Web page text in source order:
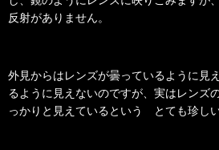
反射がありません。
外見からはレンズが曇っているように見
るように見えないのですが、実はレンズ
っかりと見えているという とても珍しい